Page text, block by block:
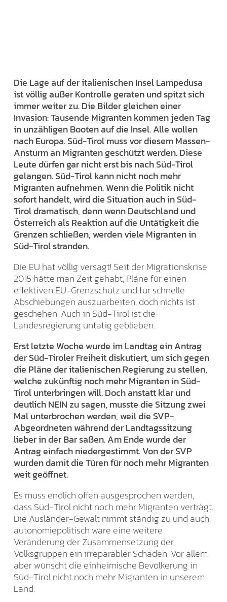
Die Lage auf der italienischen Insel Lampedusa
ist völlig außer Kontrolle geraten und spitzt sich
immer weiter zu. Die Bilder gleichen einer
Invasion: Tausende Migranten kommen jeden Tag
in unzähligen Booten auf die Insel. Alle wollen
nach Europa. Süd-Tirol muss vor diesem Massen-
Ansturm an Migranten geschützt werden. Diese
Leute dürfen gar nicht erst bis nach Süd-Tirol
gelangen. Süd-Tirol kann nicht noch mehr
Migranten aufnehmen. Wenn die Politik nicht
sofort handelt, wird die Situation auch in Süd-
Tirol dramatisch, denn wenn Deutschland und
Österreich als Reaktion auf die Untätigkeit die
Grenzen schließen, werden viele Migranten in
Süd-Tirol stranden.
Die EU hat völlig versagt! Seit der Migrationskrise
2015 hätte man Zeit gehabt, Pläne für einen
effektiven EU-Grenzschutz und für schnelle
Abschiebungen auszuarbeiten, doch nichts ist
geschehen. Auch in Süd-Tirol ist die
Landesregierung untätig geblieben.
Erst letzte Woche wurde im Landtag ein Antrag
der Süd-Tiroler Freiheit diskutiert, um sich gegen
die Pläne der italienischen Regierung zu stellen,
welche zukünftig noch mehr Migranten in Süd-
Tirol unterbringen will. Doch anstatt klar und
deutlich NEIN zu sagen, musste die Sitzung zwei
Mal unterbrochen werden, weil die SVP-
Abgeordneten während der Landtagssitzung
lieber in der Bar saßen. Am Ende wurde der
Antrag einfach niedergestimmt. Von der SVP
wurden damit die Türen für noch mehr Migranten
weit geöffnet.
Es muss endlich offen ausgesprochen werden,
dass Süd-Tirol nicht noch mehr Migranten verträgt.
Die Ausländer-Gewalt nimmt ständig zu und auch
autonomiepolitisch wäre eine weitere
Veränderung der Zusammensetzung der
Volksgruppen ein irreparabler Schaden. Vor allem
aber wünscht die einheimische Bevölkerung in
Süd-Tirol nicht noch mehr Migranten in unserem
Land.